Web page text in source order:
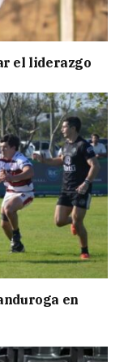
el liderazgo
en